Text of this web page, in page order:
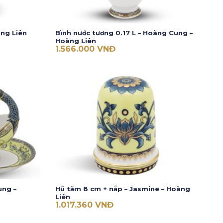
Liên
Bình nước tương 0.17 L – Hoàng Cung –
Hoàng Liên
1.566.000 VNĐ
–
Hũ tăm 8 cm + nắp – Jasmine – Hoàng
Liên
1.017.360 VNĐ